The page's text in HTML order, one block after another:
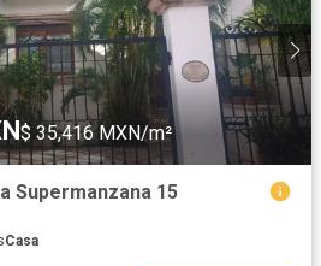
$ 35,416 MXN/m²
Supermanzana 15
Casa